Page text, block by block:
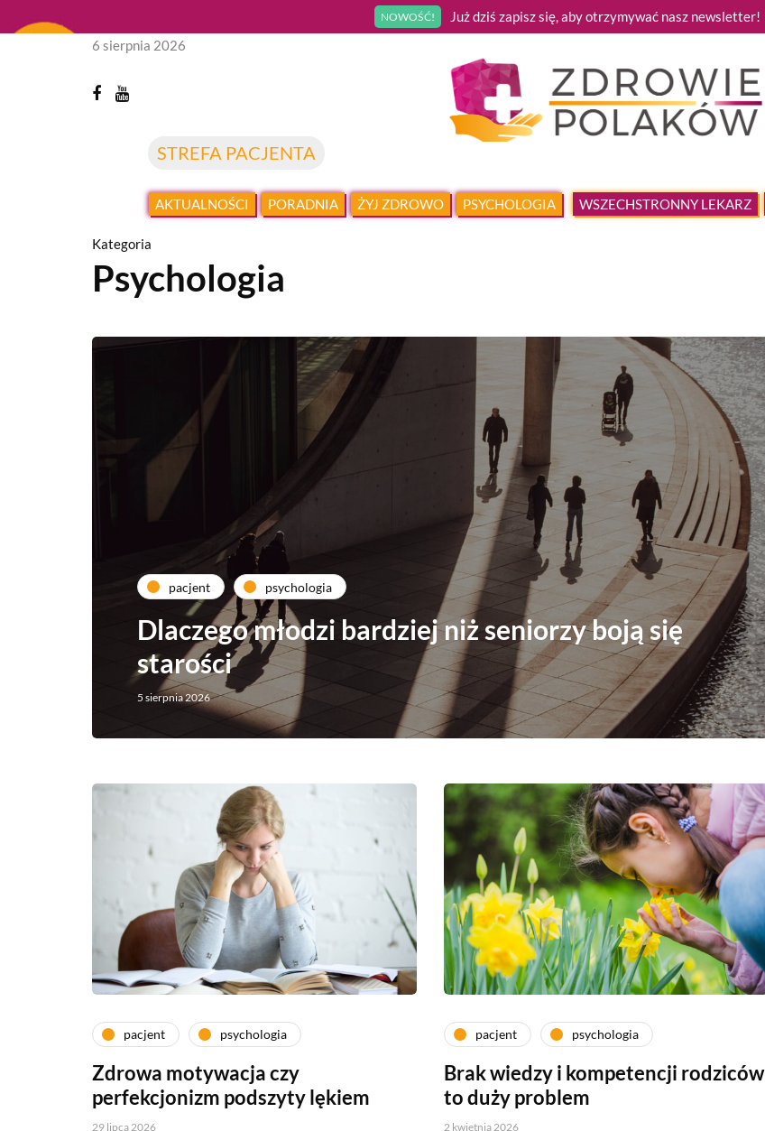
NOWOŚĆ! Już dziś zapisz się, aby otrzymywać nasz newsletter!
STREFA PACJENTA
6 sierpnia 2026
AKTUALNOŚCI PORADNIA ŻYJ ZDROWO PSYCHOLOGIA WSZECHSTRONNY LEKARZ
Kategoria
Psychologia
pacjent psychologia
Dlaczego młodzi bardziej niż seniorzy boją się
starości
5 sierpnia 2026
pacjent psychologia
Zdrowa motywacja czy
perfekcjonizm podszyty lękiem
29 lipca 2026
pacjent psychologia
Brak wiedzy i kompetencji rodziców
to duży problem
2 kwietnia 2026